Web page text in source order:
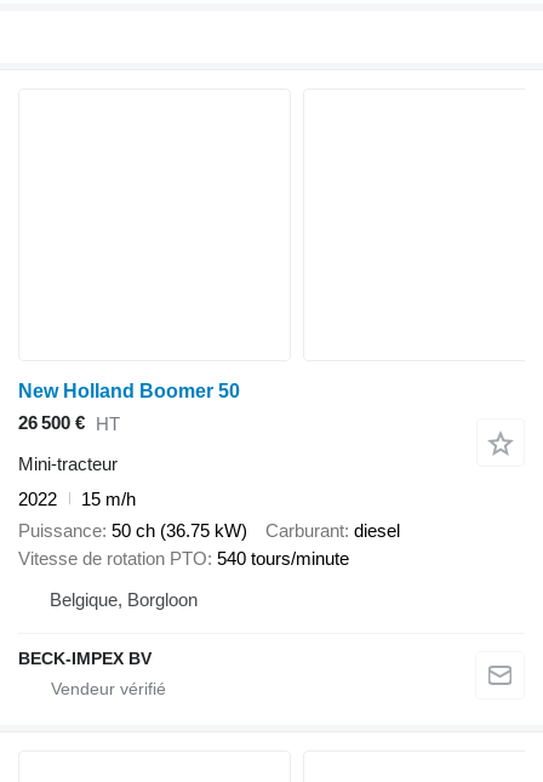
New Holland Boomer 50
26 500 €
HT
Mini-tracteur
2022
15 m/h
Puissance 50 ch (36.75 kW) Carburant diesel
Vitesse de rotation PTO 540 tours/minute
Belgique, Borgloon
BECK-IMPEX BV